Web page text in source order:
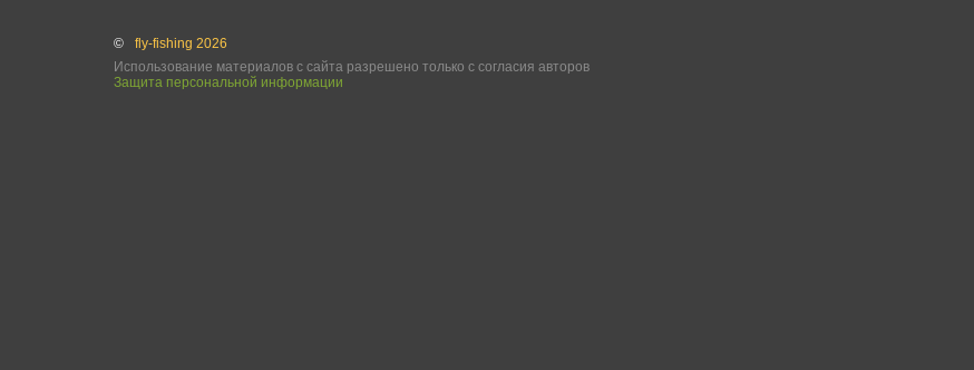
©
fly-fishing 2026
Использование материалов с сайта разрешено только с согласия авторов
Защита персональной информации